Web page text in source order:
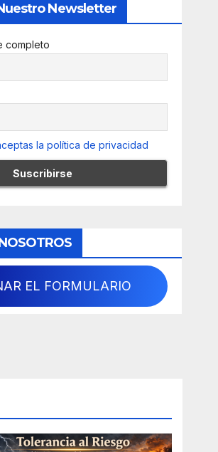
Newsletter
completo
la política de privacidad
EL FORMULARIO